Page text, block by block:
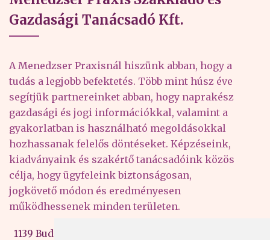
Gazdasági Tanácsadó Kft.
A Menedzser Praxisnál hiszünk abban, hogy a
tudás a legjobb befektetés. Több mint húsz éve
segítjük partnereinket abban, hogy naprakész
gazdasági és jogi információkkal, valamint a
gyakorlatban is használható megoldásokkal
hozhassanak felelős döntéseket. Képzéseink,
kiadványaink és szakértő tanácsadóink közös
célja, hogy ügyfeleink biztonságosan,
jogkövető módon és eredményesen
működhessenek minden területen.
1139 Budapest, Váci út 99-105. 4. em.